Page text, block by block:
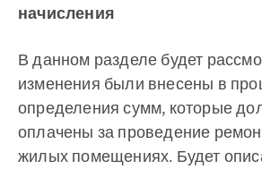
начисления
В данном разделе будет
изменения были внесены в
определения сумм, которые
оплачены за проведение
жилых помещениях. Будет